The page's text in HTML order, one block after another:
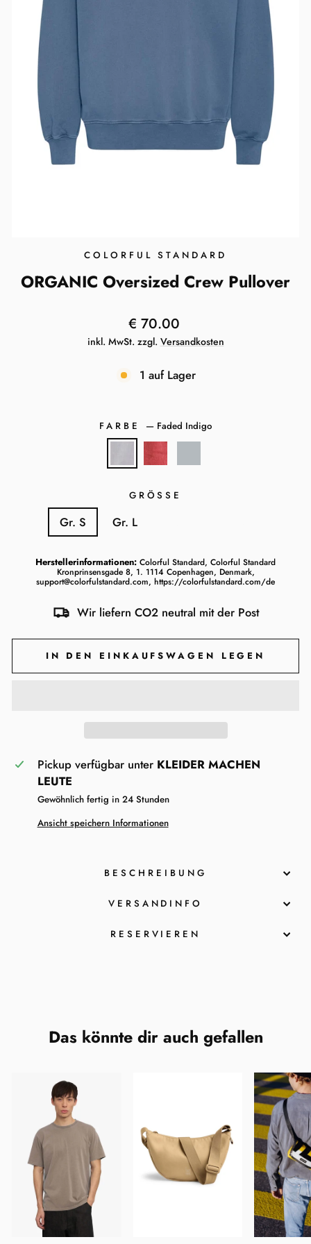
COLORFUL STANDARD
ORGANIC Oversized Crew Pullover
Normaler
Preis
€ 70.00
inkl. MwSt. zzgl. Versandkosten
1 auf Lager
FARBE — Faded Indigo
GRÖSSE
Gr. S Gr. L
Herstellerinformationen: Colorful Standard, Colorful Standard
Kronprinsensgade 8, 1. 1114 Copenhagen, Denmark,
support@colorfulstandard.com, https://colorfulstandard.com/de
Wir liefern CO2 neutral mit der Post
IN DEN EINKAUFSWAGEN LEGEN
Pickup verfügbar unter KLEIDER MACHEN
LEUTE
Gewöhnlich fertig in 24 Stunden
Ansicht speichern Informationen
BESCHREIBUNG
VERSANDINFO
RESERVIEREN
Das könnte dir auch gefallen